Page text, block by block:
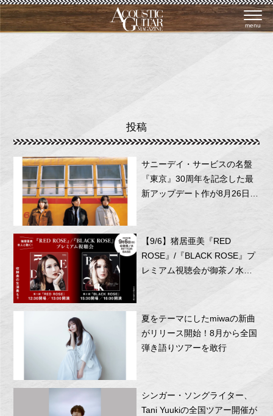
menu
投稿
サニーデイ・サービスの名盤
『東京』30周年を記念した最
新アップデート作が8月26日に
リリース！
【9/6】猪居亜美『RED
ROSE』/『BLACK ROSE』プ
レミアム視聴会が御茶ノ水
夏をテーマにしたmiwaの新曲
がリリース開始！8月から全国
弾き語りツアーを敢行
シンガー・ソングライター、
Tani Yuukiの全国ツアー開催が